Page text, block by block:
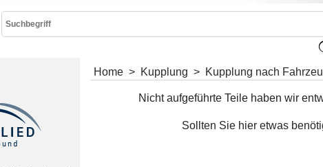
Home > Kupplung > Kupplung nach
Nicht aufgeführte Teile haben wir
Sollten Sie hier etwas